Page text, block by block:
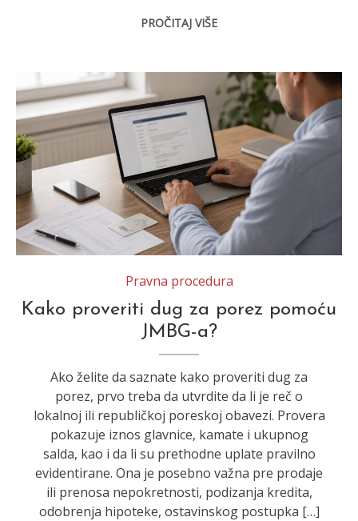
PROČITAJ VIŠE
Pravna procedura
Kako proveriti dug za porez pomoću
JMBG-a?
Ako želite da saznate kako proveriti dug za
porez, prvo treba da utvrdite da li je reč o
lokalnoj ili republičkoj poreskoj obavezi. Provera
pokazuje iznos glavnice, kamate i ukupnog
salda, kao i da li su prethodne uplate pravilno
evidentirane. Ona je posebno važna pre prodaje
ili prenosa nepokretnosti, podizanja kredita,
odobrenja hipoteke, ostavinskog postupka […]